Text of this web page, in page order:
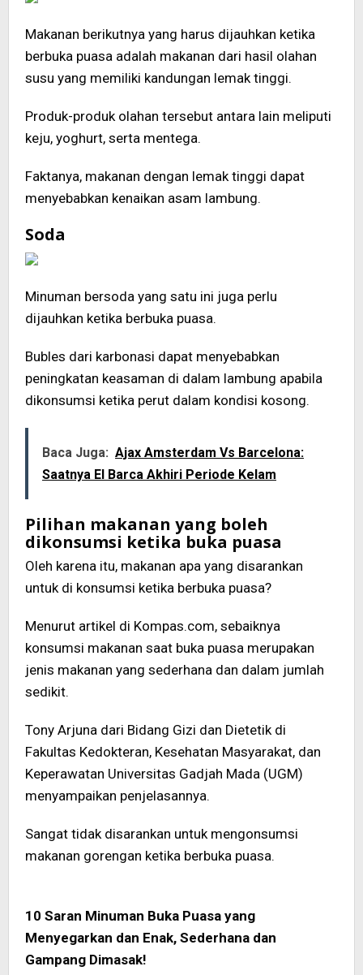
Makanan berikutnya yang harus dijauhkan ketika
berbuka puasa adalah makanan dari hasil olahan
susu yang memiliki kandungan lemak tinggi.
Produk-produk olahan tersebut antara lain meliputi
keju, yoghurt, serta mentega.
Faktanya, makanan dengan lemak tinggi dapat
menyebabkan kenaikan asam lambung.
Soda
Minuman bersoda yang satu ini juga perlu
dijauhkan ketika berbuka puasa.
Bubles dari karbonasi dapat menyebabkan
peningkatan keasaman di dalam lambung apabila
dikonsumsi ketika perut dalam kondisi kosong.
Baca Juga: Ajax Amsterdam Vs Barcelona:
Saatnya El Barca Akhiri Periode Kelam
Pilihan makanan yang boleh
dikonsumsi ketika buka puasa
Oleh karena itu, makanan apa yang disarankan
untuk di konsumsi ketika berbuka puasa?
Menurut artikel di Kompas.com, sebaiknya
konsumsi makanan saat buka puasa merupakan
jenis makanan yang sederhana dan dalam jumlah
sedikit.
Tony Arjuna dari Bidang Gizi dan Dietetik di
Fakultas Kedokteran, Kesehatan Masyarakat, dan
Keperawatan Universitas Gadjah Mada (UGM)
menyampaikan penjelasannya.
Sangat tidak disarankan untuk mengonsumsi
makanan gorengan ketika berbuka puasa.
10 Saran Minuman Buka Puasa yang
Menyegarkan dan Enak, Sederhana dan
Gampang Dimasak!